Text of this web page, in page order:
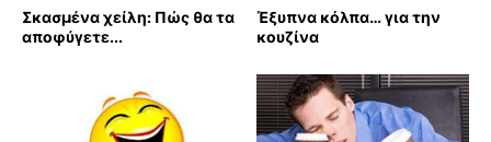
Σκασμένα χείλη: Πώς θα τα
αποφύγετε...
Έξυπνα κόλπα… για την
κουζίνα